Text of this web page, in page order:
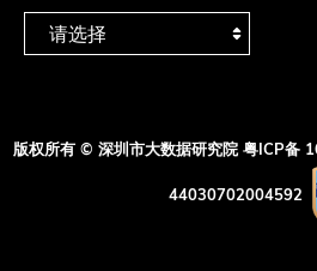
版权所有 © 深圳市大数据研究院 粤ICP备
44030702004592